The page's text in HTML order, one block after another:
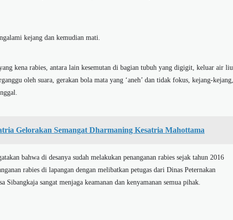
kejang dan kemudian mati.
kena rabies, antara lain kesemutan di bagian tubuh yang digigit, keluar air
oleh suara, gerakan bola mata yang ‘aneh’ dan tidak fokus, kejang-kejang,
Gelorakan Semangat Dharmaning Kesatria Mahottama
bahwa di desanya sudah melakukan penanganan rabies sejak tahun 2016
rabies di lapangan dengan melibatkan petugas dari Dinas Peternakan
sangat menjaga keamanan dan kenyamanan semua pihak.